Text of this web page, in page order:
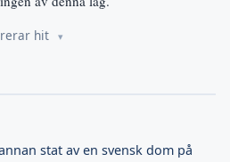
hit
stat av en svensk dom på